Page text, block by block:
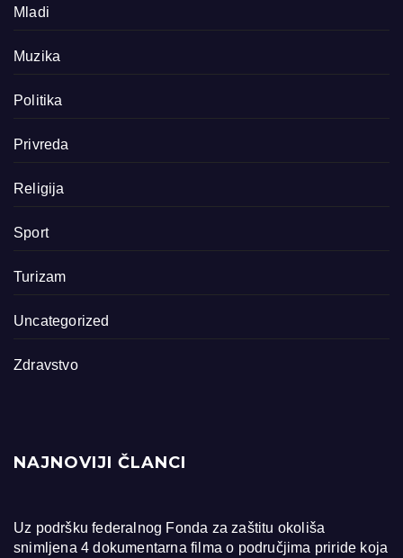
Mladi
Muzika
Politika
Privreda
Religija
Sport
Turizam
Uncategorized
Zdravstvo
NAJNOVIJI ČLANCI
Uz podršku federalnog Fonda za zaštitu okoliša
snimljena 4 dokumentarna filma o područjima priride koja